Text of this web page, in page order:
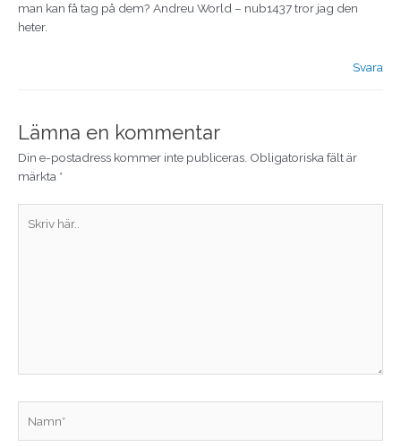
man kan få tag på dem? Andreu World – nub1437 tror jag den
heter.
Svara
Lämna en kommentar
Din e-postadress kommer inte publiceras. Obligatoriska fält är
märkta *
här..